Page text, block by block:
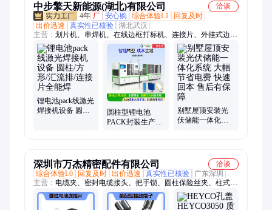
中步擎天新能源(湖北)有限公司
洽谈
4年 厂 安心购 综合体验L1
回复及时
出价迅速
真实性已核验 湖北武汉
主营： 划片机、串焊机、在线边框打标机、连接片、外挂式边框
打标机、汇流条焊接机、太阳能IV测试仪
锂电池pack线激光
焊接机设备 圆柱/
圆柱型锂电池
PACK封装生产线
别墅屋顶安装光
伏储能一体化系
深圳市万杰精密配件有限公司
洽谈
综合体验L0
回复及时 出价迅速 真实性已核验
广东深圳
主营： 电缆夹、密封电缆接头、把手锁、圆柱保险丝夹、柱式磁
性带锁、PEM定位销、螺丝线夹、快速断开端子、螺丝端子、连
接器、HEYCO隔离柱、HEYCO波纹塑料管、压缩式门锁、